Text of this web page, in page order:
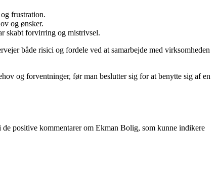
frustration.
og ønsker.
skabt forvirring og mistrivsel.
både risici og fordele ved at samarbejde med virksomheden
og forventninger, før man beslutter sig for at benytte sig af en
positive kommentarer om Ekman Bolig, som kunne indikere